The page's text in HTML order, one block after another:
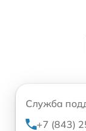
Служба
+7 (843)